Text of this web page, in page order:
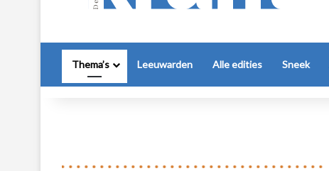
Thema’s Leeuwarden Alle edities Sneek